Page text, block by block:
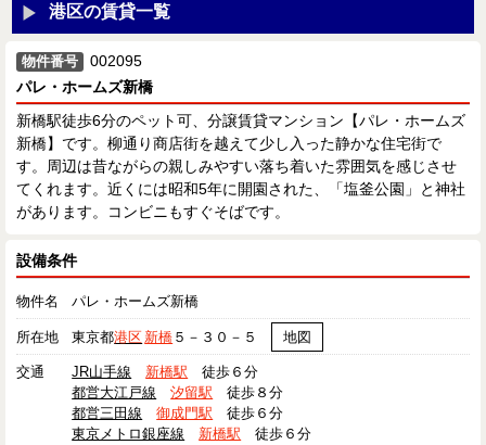
港区の賃貸一覧
物件番号
002095
パレ・ホームズ新橋
新橋駅徒歩6分のペット可、分譲賃貸マンション【パレ・ホームズ
新橋】です。柳通り商店街を越えて少し入った静かな住宅街で
す。周辺は昔ながらの親しみやすい落ち着いた雰囲気を感じさせ
てくれます。近くには昭和5年に開園された、「塩釜公園」と神社
があります。コンビニもすぐそばです。
設備条件
物件名 パレ・ホームズ新橋
所在地 東京都港区 新橋 ５－３０－５ 地図
交通 JR山手線 新橋駅 徒歩６分
都営大江戸線
汐留駅 徒歩８分
都営三田線
御成門駅 徒歩６分
東京メトロ銀座線
新橋駅 徒歩６分